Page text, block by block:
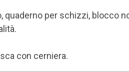
quaderno per schizzi, blocco
con cerniera.